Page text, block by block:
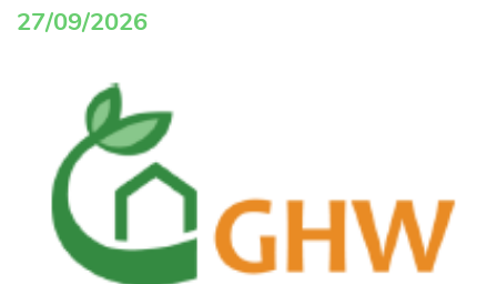
27/09/2026